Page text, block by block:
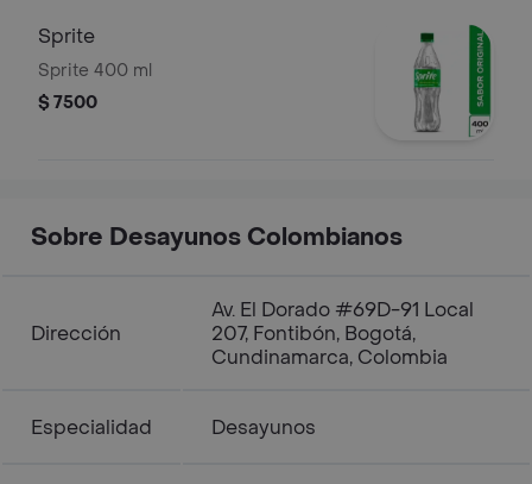
Sprite
Sprite 400 ml
$ 7500
Sobre Desayunos Colombianos
Dirección
Av. El Dorado #69D-91 Local
207, Fontibón, Bogotá,
Cundinamarca, Colombia
Especialidad Desayunos